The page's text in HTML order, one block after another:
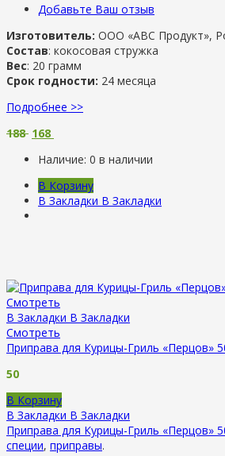
Добавьте Ваш отзыв
Изготовитель: ООО «АВС Продукт»,
Состав: кокосовая стружка
Вес: 20 грамм
Срок годности: 24 месяца
Подробнее >>
188 168
Наличие: 0 в наличии
В Корзину
В Закладки В Закладки
Смотреть
В Закладки В Закладки
Смотреть
Приправа для Курицы-Гриль «Перцов»
50
В Корзину
В Закладки В Закладки
Приправа для Курицы-Гриль «Перцов»
специи, приправы.